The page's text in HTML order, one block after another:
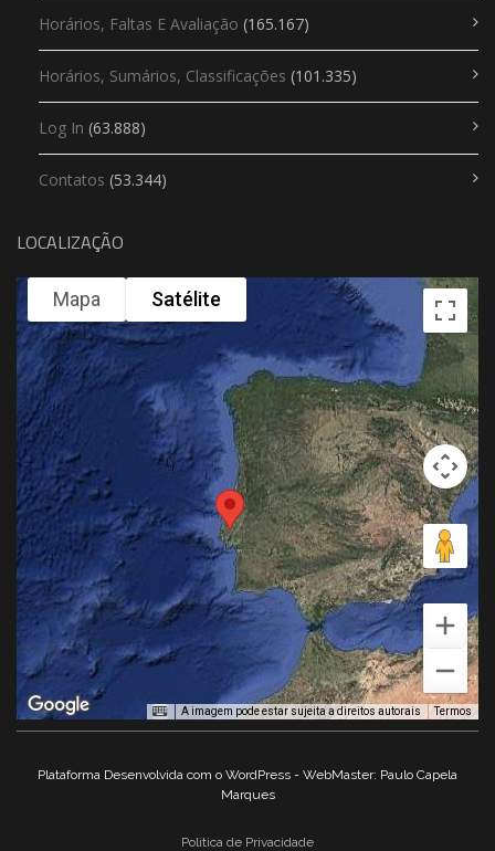
Horários, Faltas E Avaliação (165.167)
Horários, Sumários, Classificações (101.335)
Log In (63.888)
Contatos (53.344)
LOCALIZAÇÃO
Mapa Satélite
A imagem pode estar sujeita a direitos autorais Termos
Plataforma Desenvolvida com o WordPress - WebMaster: Paulo Capela
Marques
Politica de Privacidade